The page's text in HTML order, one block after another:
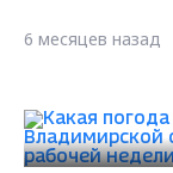
6 месяцев назад